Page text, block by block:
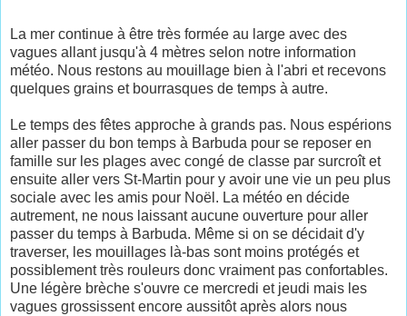
La mer continue à être très formée au large avec des
vagues allant jusqu'à 4 mètres selon notre information
météo. Nous restons au mouillage bien à l'abri et recevons
quelques grains et bourrasques de temps à autre.
Le temps des fêtes approche à grands pas. Nous espérions
aller passer du bon temps à Barbuda pour se reposer en
famille sur les plages avec congé de classe par surcroît et
ensuite aller vers St-Martin pour y avoir une vie un peu plus
sociale avec les amis pour Noël. La météo en décide
autrement, ne nous laissant aucune ouverture pour aller
passer du temps à Barbuda. Même si on se décidait d'y
traverser, les mouillages là-bas sont moins protégés et
possiblement très rouleurs donc vraiment pas confortables.
Une légère brèche s'ouvre ce mercredi et jeudi mais les
vagues grossissent encore aussitôt après alors nous